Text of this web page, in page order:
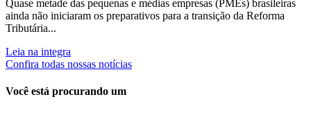
Quase metade das pequenas e médias empresas (PMEs) brasileiras
ainda não iniciaram os preparativos para a transição da Reforma
Tributária...
Leia na integra
Confira todas nossas notícias
Você está procurando um